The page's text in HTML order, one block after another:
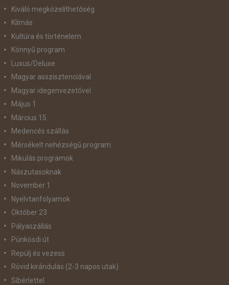
Kiváló megközelíthetőség
Klímás
Kultúra és történelem
Könnyű program
Luxus/Deluxe
Magyar asszisztenciával
Magyar idegenvezetővel
Május 1
Március 15
Medencés szállás
Mérsékelt nehézségű program
Mikulás programok
Nászutasoknak
November 1
Nyelvtanfolyamok
Október 23
Pályaszállás
Pünkösdi út
Repülj és vezess
Rövid kirándulás (2-3 napos utak)
Síbérlettel